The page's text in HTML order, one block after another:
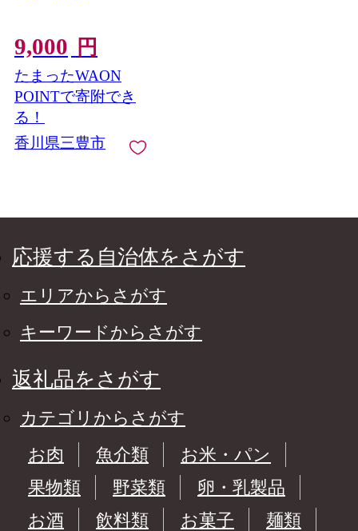
9,000 円
たまったWAON
POINTで寄附でき
る！
香川県三豊市
応援する自治体をさがす
エリアからさがす
キーワードからさがす
返礼品をさがす
カテゴリからさがす
お肉
魚介類
お米・パン
果物類
野菜類
卵・乳製品
お酒
飲料類 お菓子
麺類